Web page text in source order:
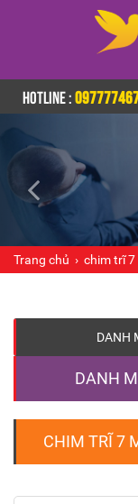
HOTLINE :
Trang chủ › chim trĩ 7
DANH
DANH
CHIM TRĨ 7